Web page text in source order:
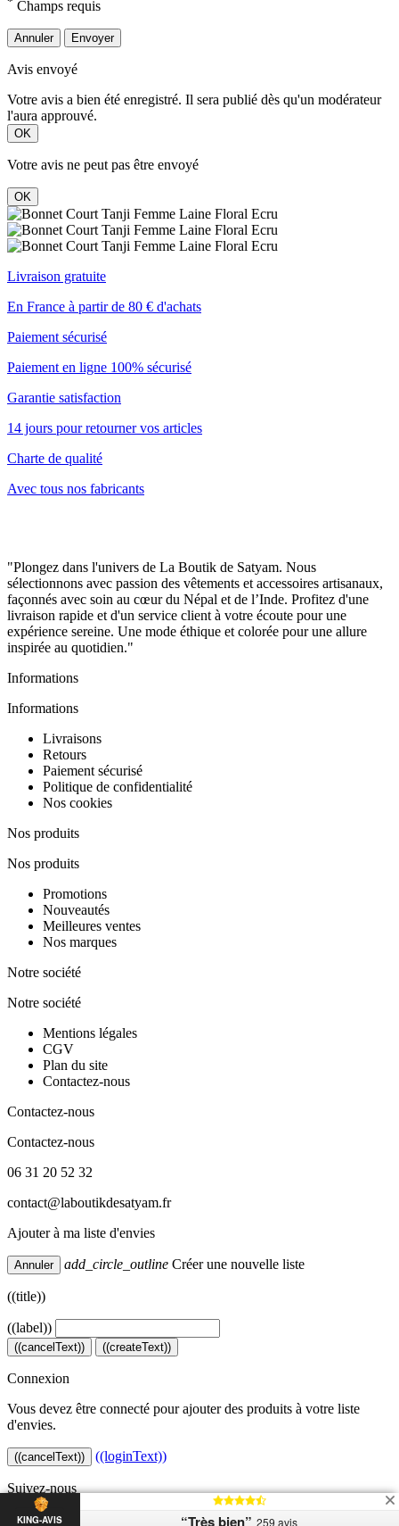
Champs requis
Annuler Envoyer
Avis envoyé
Votre avis a bien été enregistré. Il sera publié dès qu'un modérateur
l'aura approuvé.
OK
Votre avis ne peut pas être envoyé
OK
Livraison gratuite
En France à partir de 80 € d'achats
Paiement sécurisé
Paiement en ligne 100% sécurisé
Garantie satisfaction
14 jours pour retourner vos articles
Charte de qualité
Avec tous nos fabricants
"Plongez dans l'univers de La Boutik de Satyam. Nous
sélectionnons avec passion des vêtements et accessoires artisanaux,
façonnés avec soin au cœur du Népal et de l’Inde. Profitez d'une
livraison rapide et d'un service client à votre écoute pour une
expérience sereine. Une mode éthique et colorée pour une allure
inspirée au quotidien."
Informations
Informations
Livraisons
Retours
Paiement sécurisé
Politique de confidentialité
Nos cookies
Nos produits
Nos produits
Promotions
Nouveautés
Meilleures ventes
Nos marques
Notre société
Notre société
Mentions légales
CGV
Plan du site
Contactez-nous
Contactez-nous
Contactez-nous
06 31 20 52 32
contact@laboutikdesatyam.fr
Ajouter à ma liste d'envies
Annuler add_circle_outline Créer une nouvelle liste
((title))
((label))
((cancelText)) ((createText))
Connexion
Vous devez être connecté pour ajouter des produits à votre liste
d'envies.
((cancelText)) ((loginText))
Suivez-nous
Copyright © 2026
KING-AVIS “Très bien” 259 avis